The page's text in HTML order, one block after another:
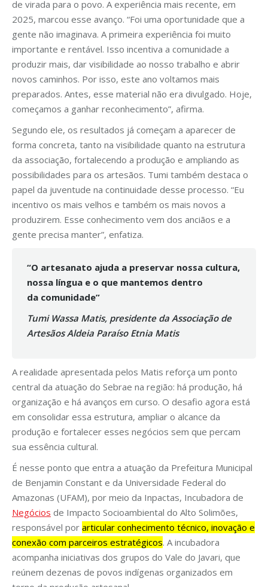
de virada para o povo. A experiência mais recente, em
2025, marcou esse avanço. “Foi uma oportunidade que a
gente não imaginava. A primeira experiência foi muito
importante e rentável. Isso incentiva a comunidade a
produzir mais, dar visibilidade ao nosso trabalho e abrir
novos caminhos. Por isso, este ano voltamos mais
preparados. Antes, esse material não era divulgado. Hoje,
começamos a ganhar reconhecimento”, afirma.
Segundo ele, os resultados já começam a aparecer de
forma concreta, tanto na visibilidade quanto na estrutura
da associação, fortalecendo a produção e ampliando as
possibilidades para os artesãos. Tumi também destaca o
papel da juventude na continuidade desse processo. “Eu
incentivo os mais velhos e também os mais novos a
produzirem. Esse conhecimento vem dos anciãos e a
gente precisa manter”, enfatiza.
“O artesanato ajuda a preservar nossa cultura,
nossa língua e o que mantemos dentro
da comunidade”
Tumi Wassa Matis, presidente da Associação de
Artesãos Aldeia Paraíso Etnia Matis
A realidade apresentada pelos Matis reforça um ponto
central da atuação do Sebrae na região: há produção, há
organização e há avanços em curso. O desafio agora está
em consolidar essa estrutura, ampliar o alcance da
produção e fortalecer esses negócios sem que percam
sua essência cultural.
É nesse ponto que entra a atuação da Prefeitura Municipal
de Benjamin Constant e da Universidade Federal do
Amazonas (UFAM), por meio da Inpactas, Incubadora de
Negócios de Impacto Socioambiental do Alto Solimões,
responsável por articular conhecimento técnico, inovação e
conexão com parceiros estratégicos. A incubadora
acompanha iniciativas dos grupos do Vale do Javari, que
reúnem dezenas de povos indígenas organizados em